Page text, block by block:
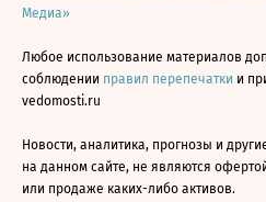
Медиа»
Любое использование материалов
соблюдении правил перепечатки и
vedomosti.ru
Новости, аналитика, прогнозы и
на данном сайте, не являются
или продаже каких-либо активов.